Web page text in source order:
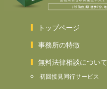
トップページ
事務所の特徴
無料法律相談について
初回接見同行サービス